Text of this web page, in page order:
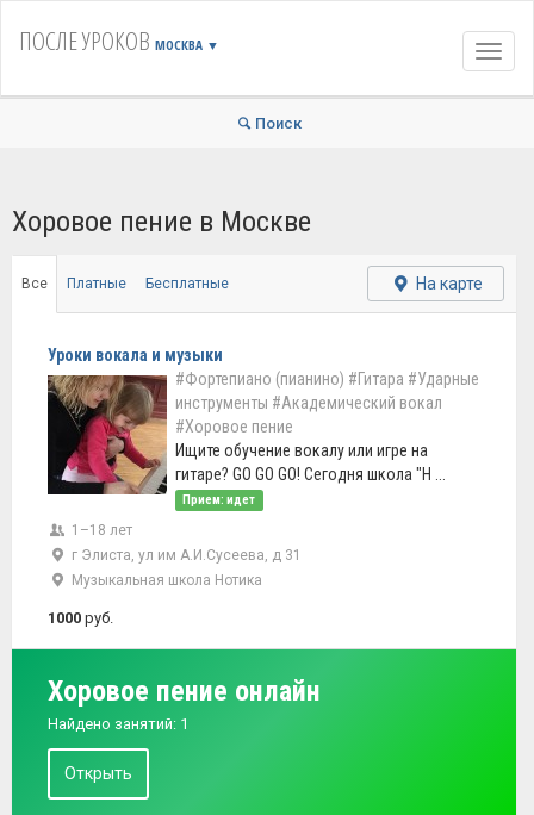
ПОСЛЕ УРОКОВ МОСКВА ▼
Поиск
Хоровое пение в Москве
Все Платные Бесплатные На карте
Уроки вокала и музыки
#Фортепиано (пианино) #Гитара #Ударные
инструменты #Академический вокал
#Хоровое пение
Ищите обучение вокалу или игре на
гитаре? GO GO GO! Сегодня школа "Н ...
Прием: идет
1–18 лет
г Элиста, ул им А.И.Сусеева, д 31
Музыкальная школа Нотика
1000 руб.
Хоровое пение онлайн
Найдено занятий: 1
Открыть